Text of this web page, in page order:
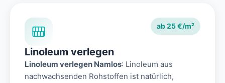
ab 25 €/m²
Linoleum verlegen
Linoleum verlegen Namlos: Linoleum aus
nachwachsenden Rohstoffen ist natürlich,